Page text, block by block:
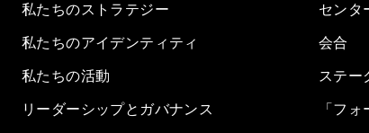
私たちのストラテジー
私たちのアイデンティティ
私たちの活動
リーダーシップとガバナンス
センタ
会合
ステー
「フ